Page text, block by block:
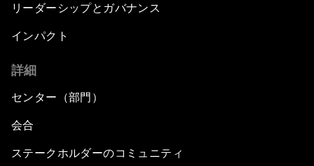
リーダーシップとガバナンス
インパクト
詳細
センター（部門）
会合
ステークホルダーのコミュニティ